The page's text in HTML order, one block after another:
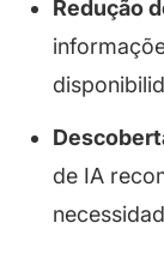
Redução
de IA